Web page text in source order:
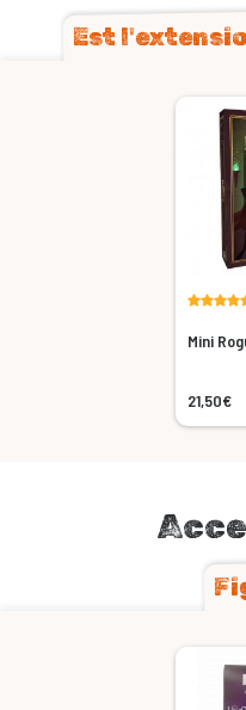
Est
Mini
21,50€